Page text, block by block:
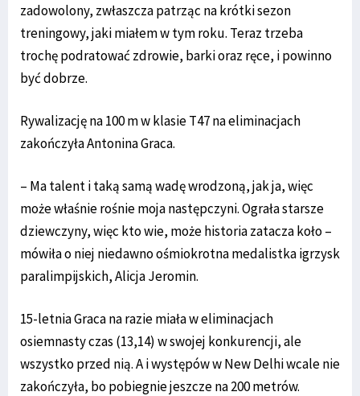
zadowolony, zwłaszcza patrząc na krótki sezon
treningowy, jaki miałem w tym roku. Teraz trzeba
trochę podratować zdrowie, barki oraz ręce, i powinno
być dobrze.
Rywalizację na 100 m w klasie T47 na eliminacjach
zakończyła Antonina Graca.
– Ma talent i taką samą wadę wrodzoną, jak ja, więc
może właśnie rośnie moja następczyni. Ograła starsze
dziewczyny, więc kto wie, może historia zatacza koło –
mówiła o niej niedawno ośmiokrotna medalistka igrzysk
paralimpijskich, Alicja Jeromin.
15-letnia Graca na razie miała w eliminacjach
osiemnasty czas (13,14) w swojej konkurencji, ale
wszystko przed nią. A i występów w New Delhi wcale nie
zakończyła, bo pobiegnie jeszcze na 200 metrów.